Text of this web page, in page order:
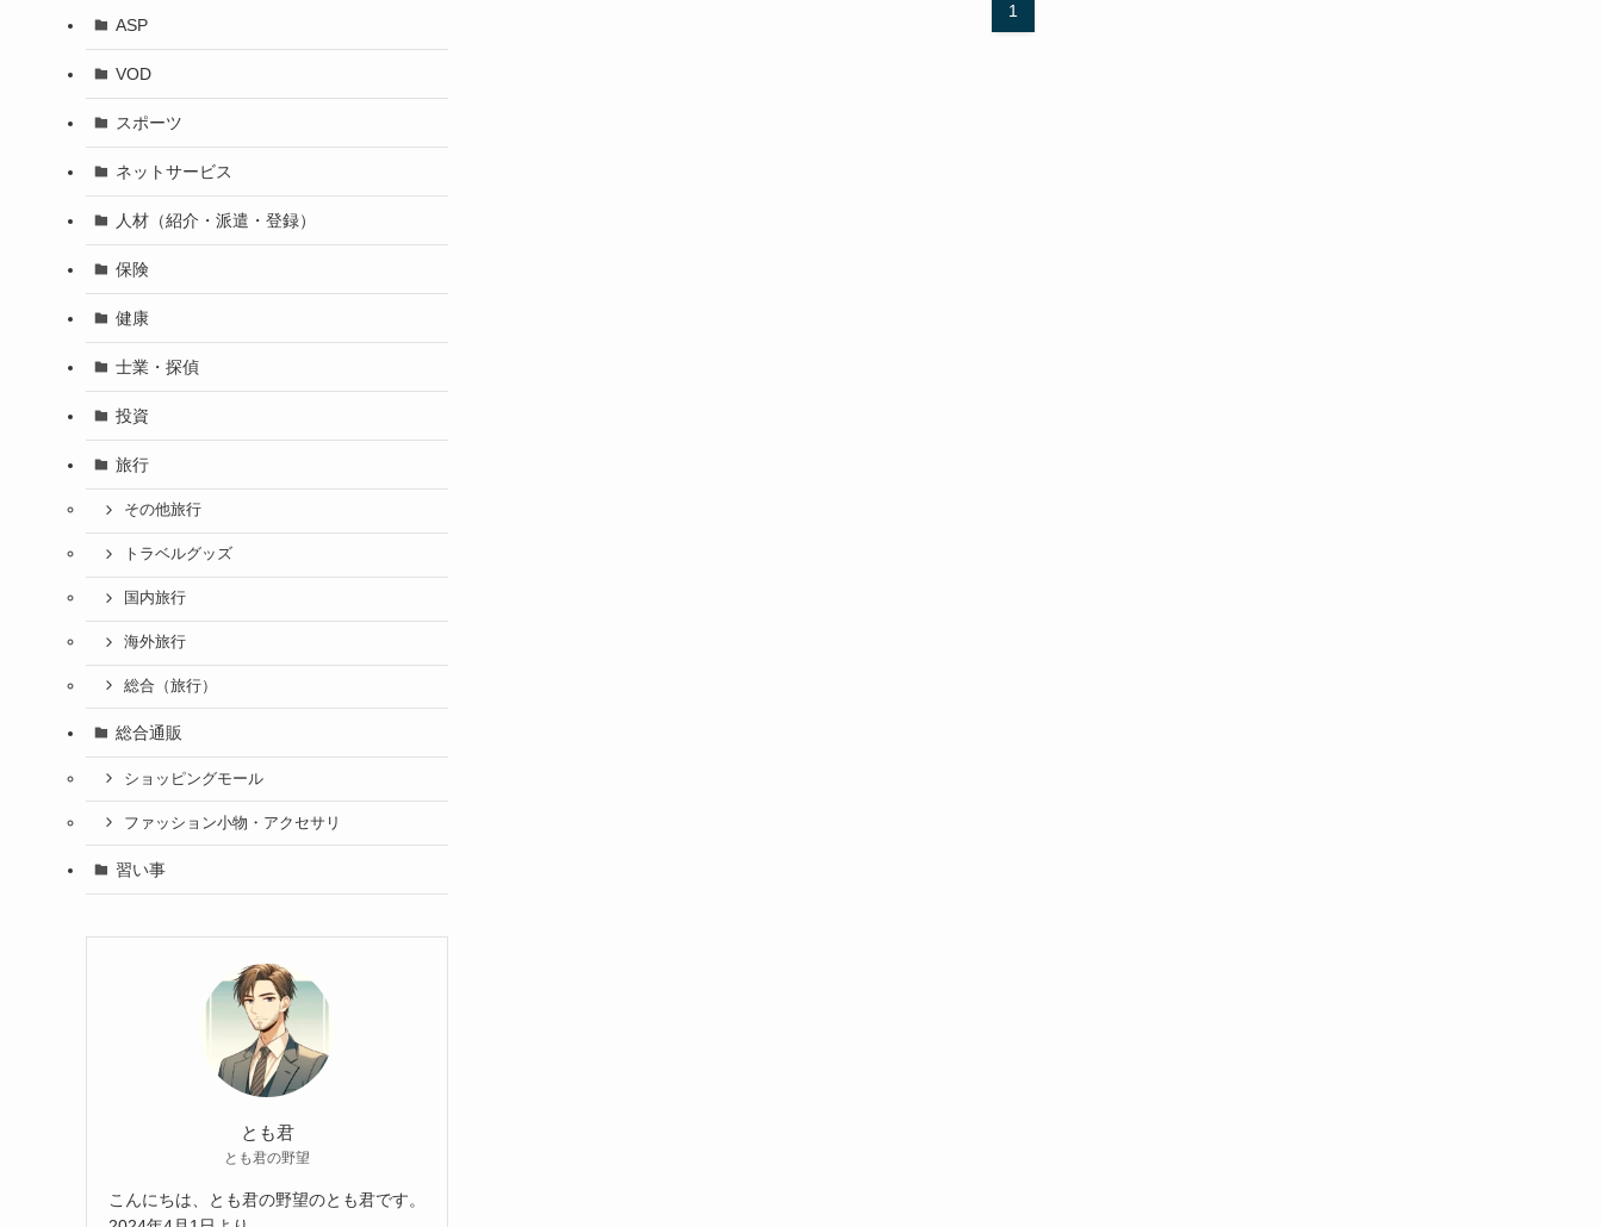
1
ASP
VOD
スポーツ
ネットサービス
人材（紹介・派遣・登録）
保険
健康
士業・探偵
投資
旅行
その他旅行
トラベルグッズ
国内旅行
海外旅行
総合（旅行）
総合通販
ショッピングモール
ファッション小物・アクセサリ
習い事
とも君
とも君の野望
こんにちは、とも君の野望のとも君です。